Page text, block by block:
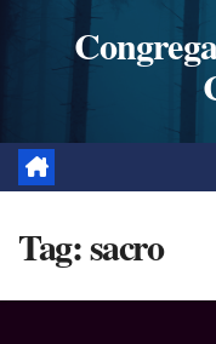
Tag:sacro